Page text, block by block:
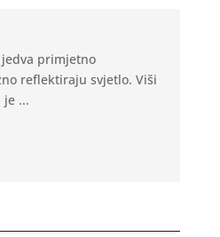
jedva primjetno
reflektiraju svjetlo. Viši
...